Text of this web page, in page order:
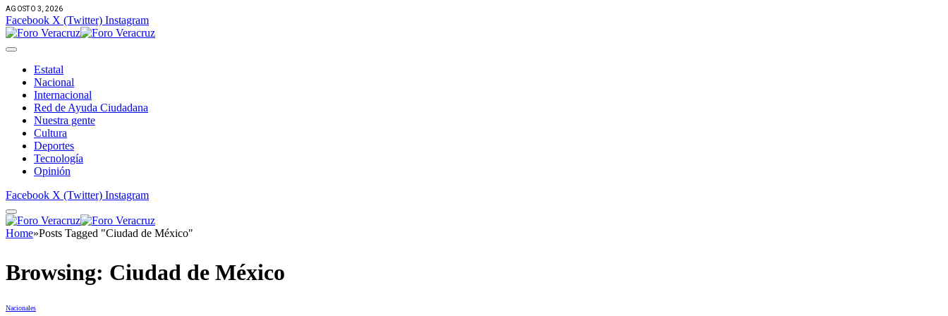
AGOSTO 3, 2026
Facebook X (Twitter) Instagram
Estatal
Nacional
Internacional
Red de Ayuda Ciudadana
Nuestra gente
Cultura
Deportes
Tecnología
Opinión
Facebook X (Twitter) Instagram
Home»Posts Tagged "Ciudad de México"
Browsing: Ciudad de México
Nacionales